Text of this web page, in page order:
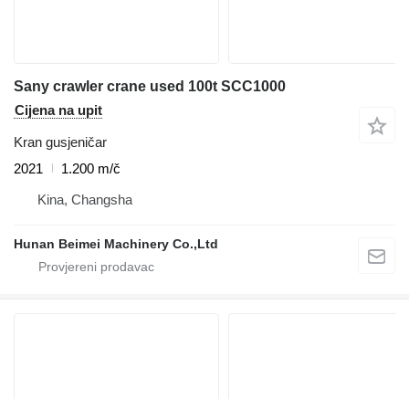
Sany crawler crane used 100t SCC1000
Cijena na upit
Kran gusjeničar
2021
1.200 m/č
Kina, Changsha
Hunan Beimei Machinery Co.,Ltd